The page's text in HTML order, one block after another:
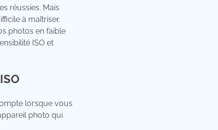
réussies. Mais
à maîtriser.
photos en faible
ISO et
lorsque vous
photo qui